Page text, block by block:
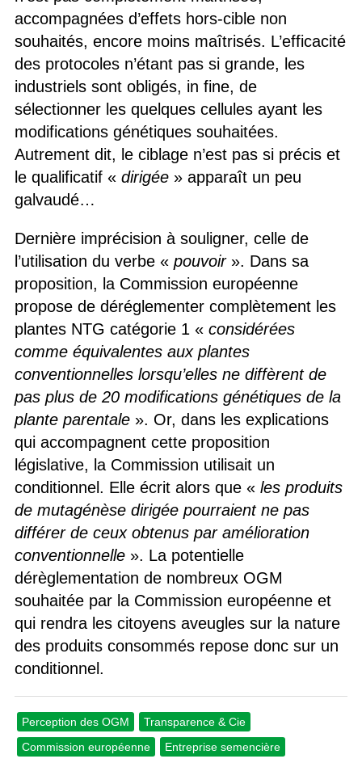
accompagnées d’effets hors-cible non
souhaités, encore moins maîtrisés. L’efficacité
des protocoles n’étant pas si grande, les
industriels sont obligés, in fine, de
sélectionner les quelques cellules ayant les
modifications génétiques souhaitées.
Autrement dit, le ciblage n’est pas si précis et
le qualificatif « dirigée» apparaît un peu
galvaudé…
Dernière imprécision à souligner, celle de
l’utilisation du verbe « pouvoir». Dans sa
proposition, la Commission européenne
propose de déréglementer complètement les
plantes NTG catégorie 1 « considérées
comme équivalentes aux plantes
conventionnelles lorsqu’elles ne diffèrent de
pas plus de 20 modifications génétiques de la
plante parentale». Or, dans les explications
qui accompagnent cette proposition
législative, la Commission utilisait un
conditionnel. Elle écrit alors que « les produits
de mutagénèse dirigée pourraient ne pas
différer de ceux obtenus par amélioration
conventionnelle». La potentielle
dérèglementation de nombreux OGM
souhaitée par la Commission européenne et
qui rendra les citoyens aveugles sur la nature
des produits consommés repose donc sur un
conditionnel.
Perception des OGM
Transparence & Cie
Commission européenne
Entreprise semencière